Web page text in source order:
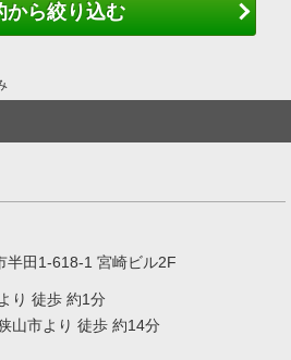
から絞り込む
半田1-618-1 宮崎ビル2F
り 徒歩 約1分
山市より 徒歩 約14分